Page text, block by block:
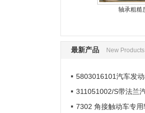
轴承粗糙
最新产品 New Products
5803016101汽车发
311051002/S带法兰
7302 角接触动车专用